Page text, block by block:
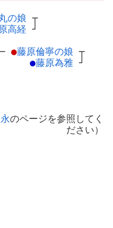
の娘 ┬
高経 ┘
─ ●藤原倫寧の娘 ┬
●藤原為雅 ┘
のページを参照してく
ださい）